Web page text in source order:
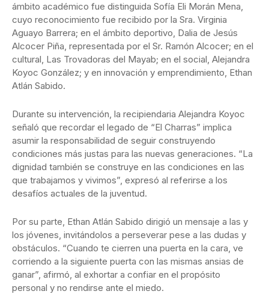
ámbito académico fue distinguida Sofía Eli Morán Mena,
cuyo reconocimiento fue recibido por la Sra. Virginia
Aguayo Barrera; en el ámbito deportivo, Dalia de Jesús
Alcocer Piña, representada por el Sr. Ramón Alcocer; en el
cultural, Las Trovadoras del Mayab; en el social, Alejandra
Koyoc González; y en innovación y emprendimiento, Ethan
Atlán Sabido.
Durante su intervención, la recipiendaria Alejandra Koyoc
señaló que recordar el legado de “El Charras” implica
asumir la responsabilidad de seguir construyendo
condiciones más justas para las nuevas generaciones. “La
dignidad también se construye en las condiciones en las
que trabajamos y vivimos”, expresó al referirse a los
desafíos actuales de la juventud.
Por su parte, Ethan Atlán Sabido dirigió un mensaje a las y
los jóvenes, invitándolos a perseverar pese a las dudas y
obstáculos. “Cuando te cierren una puerta en la cara, ve
corriendo a la siguiente puerta con las mismas ansias de
ganar”, afirmó, al exhortar a confiar en el propósito
personal y no rendirse ante el miedo.